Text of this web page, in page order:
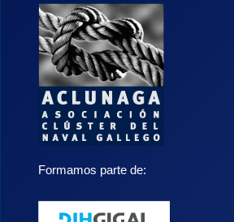
Formamos parte de: